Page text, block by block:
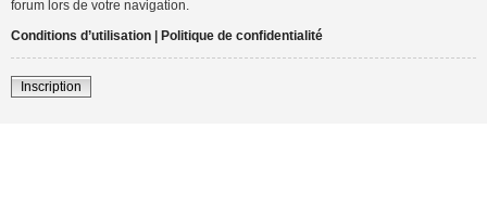
forum lors de votre navigation.
Conditions d’utilisation | Politique de confidentialité
Inscription